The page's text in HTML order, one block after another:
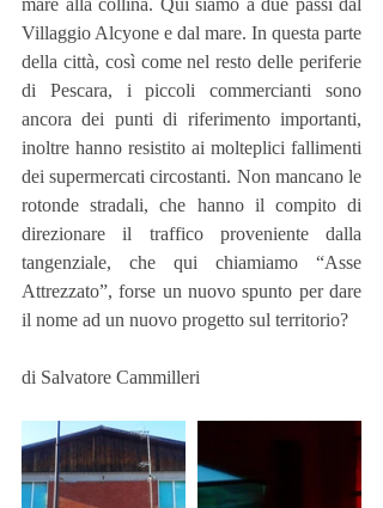
Villaggio Alcyone e dal mare. In questa parte
della città, così come nel resto delle periferie
di Pescara, i piccoli commercianti sono
ancora dei punti di riferimento importanti,
inoltre hanno resistito ai molteplici fallimenti
dei supermercati circostanti. Non mancano le
rotonde stradali, che hanno il compito di
direzionare il traffico proveniente dalla
tangenziale, che qui chiamiamo “Asse
Attrezzato”, forse un nuovo spunto per dare
il nome ad un nuovo progetto sul territorio?
di Salvatore Cammilleri